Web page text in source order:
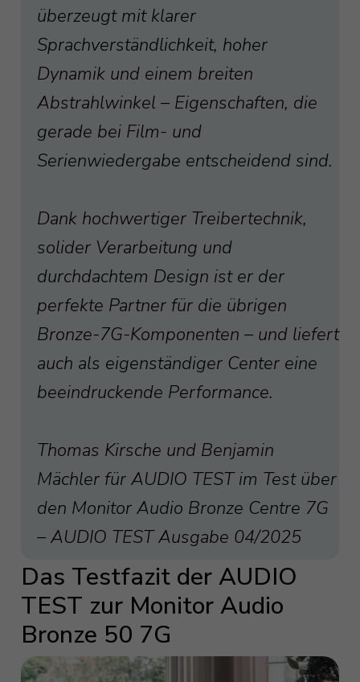
überzeugt mit klarer
Sprachverständlichkeit, hoher
Dynamik und einem breiten
Abstrahlwinkel – Eigenschaften, die
gerade bei Film- und
Serienwiedergabe entscheidend sind.
Dank hochwertiger Treibertechnik,
solider Verarbeitung und
durchdachtem Design ist er der
perfekte Partner für die übrigen
Bronze-7G-Komponenten – und liefert
auch als eigenständiger Center eine
beeindruckende Performance.
Thomas Kirsche und Benjamin
Mächler für AUDIO TEST im Test über
den Monitor Audio Bronze Centre 7G
– AUDIO TEST Ausgabe 04/2025
Das Testfazit der AUDIO
TEST zur Monitor Audio
Bronze 50 7G